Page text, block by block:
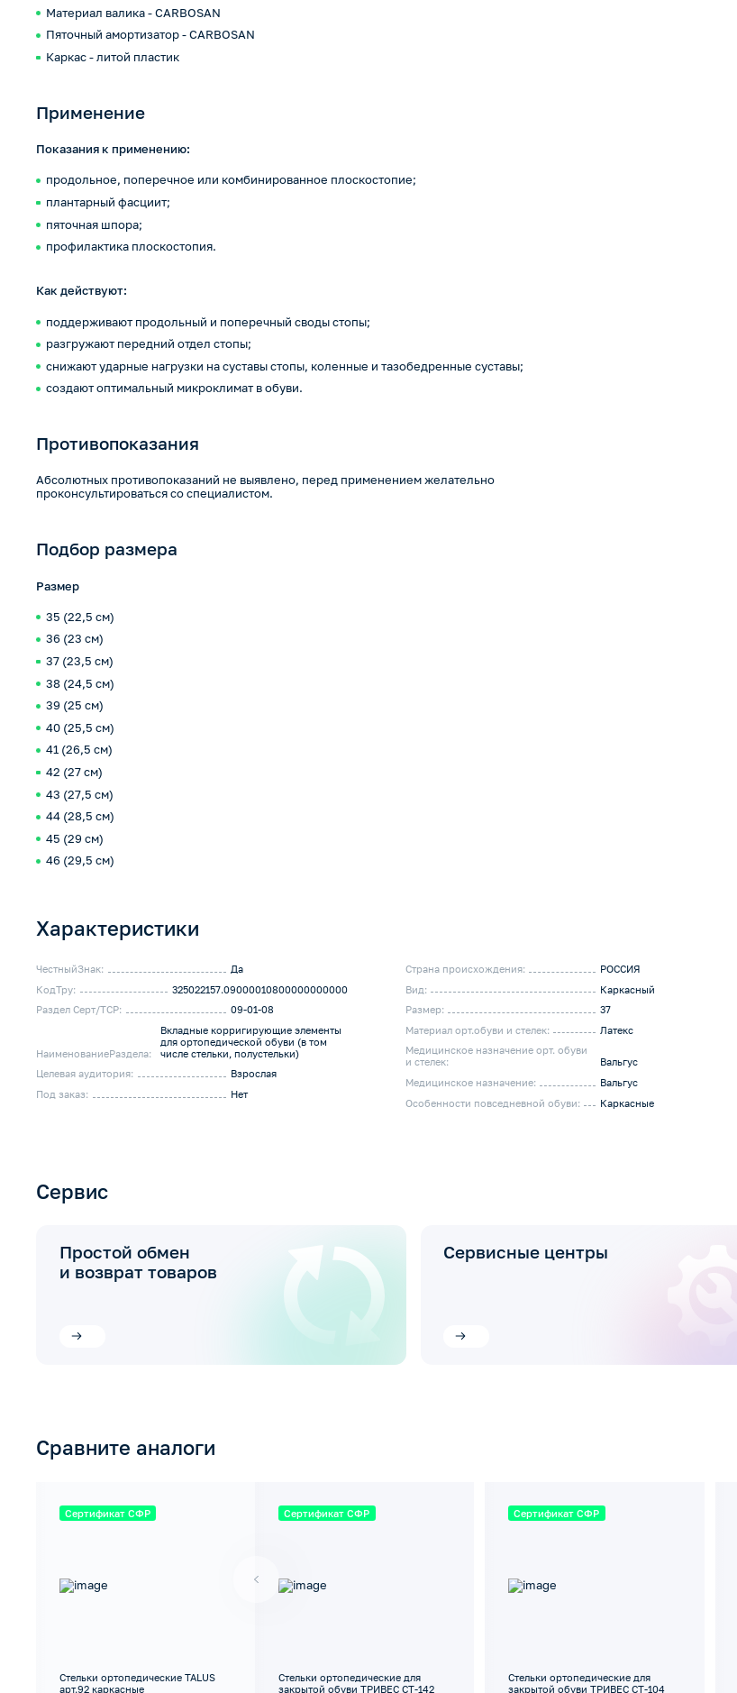
Материал валика - CARBOSAN
Пяточный амортизатор - CARBOSAN
Каркас - литой пластик
Применение
Показания к применению:
продольное, поперечное или комбинированное плоскостопие;
плантарный фасциит;
пяточная шпора;
профилактика плоскостопия.
Как действуют:
поддерживают продольный и поперечный своды стопы;
разгружают передний отдел стопы;
снижают ударные нагрузки на суставы стопы, коленные и тазобедренные суставы;
создают оптимальный микроклимат в обуви.
Противопоказания
Абсолютных противопоказаний не выявлено, перед применением желательно
проконсультироваться со специалистом.
Подбор размера
Размер
35 (22,5 см)
36 (23 см)
37 (23,5 см)
38 (24,5 см)
39 (25 см)
40 (25,5 см)
41 (26,5 см)
42 (27 см)
43 (27,5 см)
44 (28,5 см)
45 (29 см)
46 (29,5 см)
Характеристики
ЧестныйЗнак:
Да
КодТру:
325022157.09000010800000000000
Раздел Серт/ТСР:
09-01-08
НаименованиеРаздела:
Вкладные корригирующие элементы
для ортопедической обуви (в том
числе стельки, полустельки)
Целевая аудитория:
Взрослая
Под заказ:
Нет
Страна происхождения:
РОССИЯ
Вид:
Каркасный
Размер:
37
Материал орт.обуви и стелек:
Латекс
Медицинское назначение орт. обуви
и стелек:
Вальгус
Медицинское назначение:
Вальгус
Особенности повседневной обуви:
Каркасные
Сервис
Простой обмен
и возврат товаров
Сервисные центры
Сравните аналоги
Сертификат СФР
Стельки ортопедические TALUS
арт.92 каркасные
Сертификат СФР
Стельки ортопедические для
закрытой обуви ТРИВЕС СТ-142
Сертификат СФР
Стельки ортопедические для
закрытой обуви ТРИВЕС СТ-104